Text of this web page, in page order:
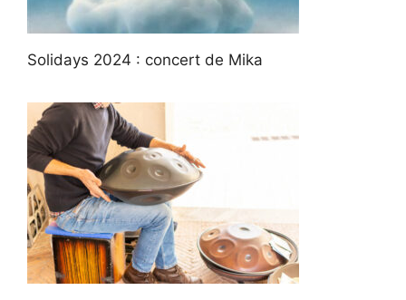
Solidays 2024 : concert de Mika